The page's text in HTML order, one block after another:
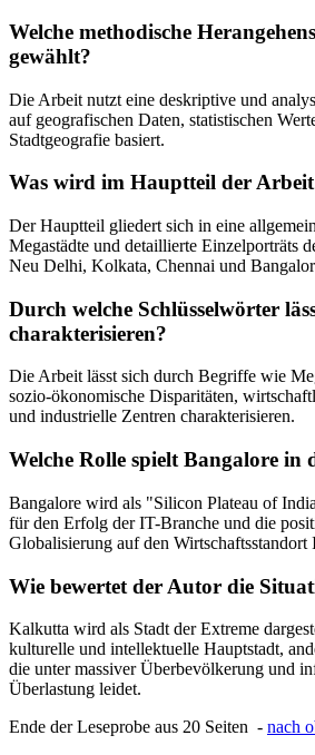
Welche methodische
gewählt?
Die Arbeit nutzt eine deskriptive und
auf geografischen Daten, statistischen
Stadtgeografie basiert.
Was wird im Hauptteil der
Der Hauptteil gliedert sich in eine
Megastädte und detaillierte Einzelporträts
Neu Delhi, Kolkata, Chennai und
Durch welche Schlüsselwörter
charakterisieren?
Die Arbeit lässt sich durch Begriffe wie
sozio-ökonomische Disparitäten,
und industrielle Zentren charakterisieren.
Welche Rolle spielt Bangalore in
Bangalore wird als "Silicon Plateau of
für den Erfolg der IT-Branche und die
Globalisierung auf den Wirtschaftsstandort
Wie bewertet der Autor die
Kalkutta wird als Stadt der Extreme
kulturelle und intellektuelle Hauptstadt,
die unter massiver Überbevölkerung und
Überlastung leidet.
Ende der Leseprobe aus 20 Seiten - nach